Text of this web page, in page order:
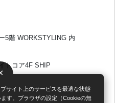
サイト上のサービスを最適な状態
す。ブラウザの設定（Cookieの無
5階 WORKSTYLING 内
トコア4F SHIP